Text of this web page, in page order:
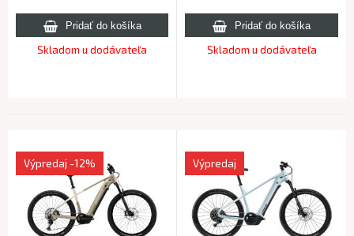
Skladom u dodávateľa Skladom u dodávateľa
Výpredaj -12% Výpredaj